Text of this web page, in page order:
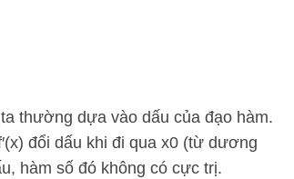
thường dựa vào dấu của đạo hàm.
′(x) đổi dấu khi đi qua x0 (từ dương
hàm số đó không có cực trị.